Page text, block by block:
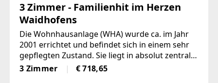
3 Zimmer - Familienhit im Herzen
Waidhofens
Die Wohnhausanlage (WHA) wurde ca. im Jahr
2001 errichtet und befindet sich in einem sehr
gepflegten Zustand. Sie liegt in absolut zentraler
Lage, nur wenige Schritte vom Hauptplatz
Waidhofen an der Thaya entfernt.Innerhalb der
3 Zimmer € 718,65